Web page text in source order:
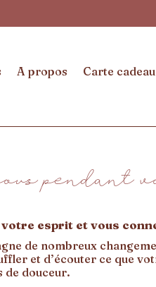
A propos Carte cadeau
pendant
esprit et vous
de nombreux
et d’écouter ce que
de douceur.